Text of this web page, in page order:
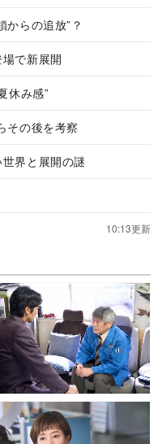
からの追放”？
で新展開
休み感”
その後を考察
界と展開の謎
10:13更新